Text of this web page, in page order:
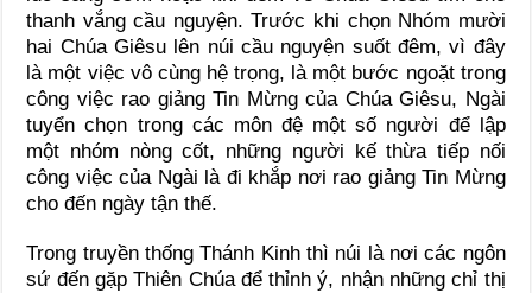
thanh vắng cầu nguyện. Trước khi chọn Nhóm mười
hai Chúa Giêsu lên núi cầu nguyện suốt đêm, vì đây
là một việc vô cùng hệ trọng, là một bước ngoặt trong
công việc rao giảng Tin Mừng của Chúa Giêsu, Ngài
tuyển chọn trong các môn đệ một số người để lập
một nhóm nòng cốt, những người kế thừa tiếp nối
công việc của Ngài là đi khắp nơi rao giảng Tin Mừng
cho đến ngày tận thế.
Trong truyền thống Thánh Kinh thì núi là nơi các ngôn
sứ đến gặp Thiên Chúa để thỉnh ý, nhận những chỉ thị